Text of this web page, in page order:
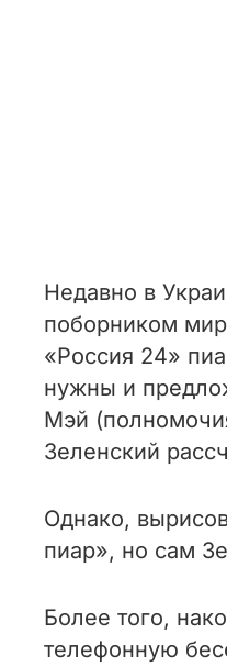
Недавно в
поборником
«Россия 24»
нужны и
Мэй
Зеленский
Однако,
пиар», но сам
Более того,
телефонную